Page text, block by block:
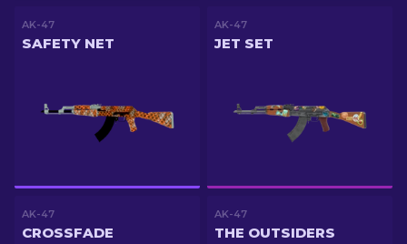
AK-47
SAFETY NET
AK-47
JET SET
AK-47
CROSSFADE
AK-47
THE OUTSIDERS